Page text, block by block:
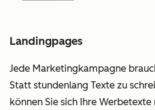
Landingpages
Jede Marketingkampagne
Statt stundenlang Texte zu
können Sie sich Ihre